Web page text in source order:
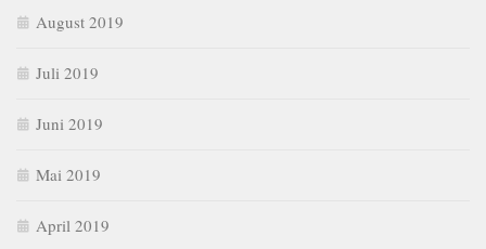
August 2019
Juli 2019
Juni 2019
Mai 2019
April 2019